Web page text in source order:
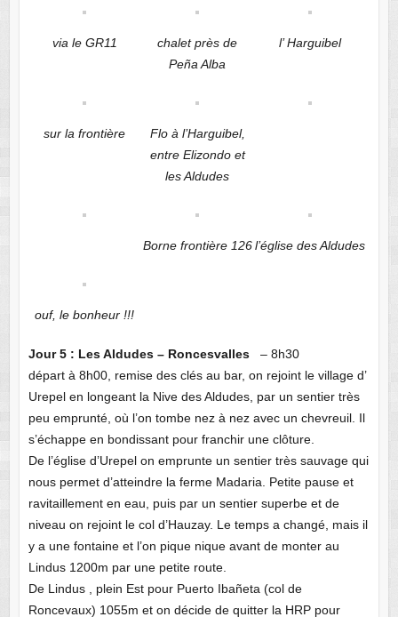
via le GR11
chalet près de
Peña Alba
l’ Harguibel
sur la frontière
Flo à l’Harguibel,
entre Elizondo et
les Aldudes
Borne frontière 126 l’église des Aldudes
ouf, le bonheur !!!
Jour 5 : Les Aldudes – Roncesvalles
– 8h30
départ à 8h00, remise des clés au bar, on rejoint le village d’
Urepel en longeant la Nive des Aldudes, par un sentier très
peu emprunté, où l’on tombe nez à nez avec un chevreuil. Il
s’échappe en bondissant pour franchir une clôture.
De l’église d’Urepel on emprunte un sentier très sauvage qui
nous permet d’atteindre la ferme Madaria. Petite pause et
ravitaillement en eau, puis par un sentier superbe et de
niveau on rejoint le col d’Hauzay. Le temps a changé, mais il
y a une fontaine et l’on pique nique avant de monter au
Lindus 1200m par une petite route.
De Lindus , plein Est pour Puerto Ibañeta (col de
Roncevaux) 1055m et on décide de quitter la HRP pour